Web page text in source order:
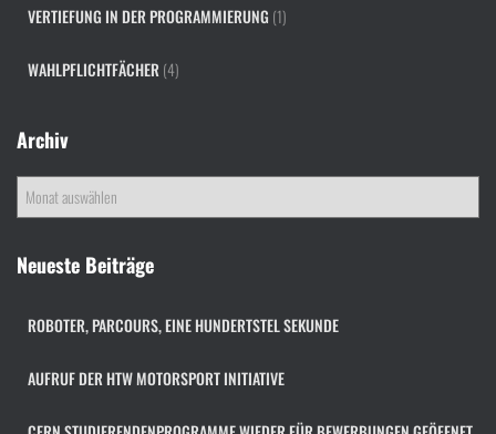
VERTIEFUNG IN DER PROGRAMMIERUNG (1)
WAHLPFLICHTFÄCHER (4)
Archiv
h
Neueste Beiträge
ROBOTER, PARCOURS, EINE HUNDERTSTEL SEKUNDE
AUFRUF DER HTW MOTORSPORT INITIATIVE